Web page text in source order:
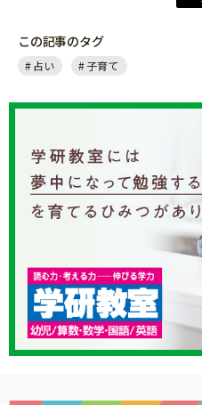
この記事のタグ
占い 子育て